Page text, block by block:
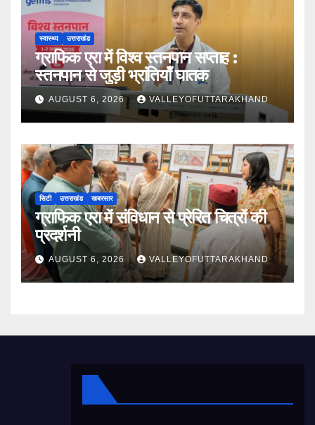
स्वास्थ्य उत्तराखंड
ग्राफिक एरा में विश्व स्तनपान सप्ताह :
स्तनपान से जुड़ी भ्रांतियाँ घातक
AUGUST 6, 2026 VALLEYOFUTTARAKHAND
सिटी उत्तराखंड खबरसार
ग्राफिक एरा में संविधान से प्रेरित चित्रों की
प्रदर्शनी
AUGUST 6, 2026 VALLEYOFUTTARAKHAND